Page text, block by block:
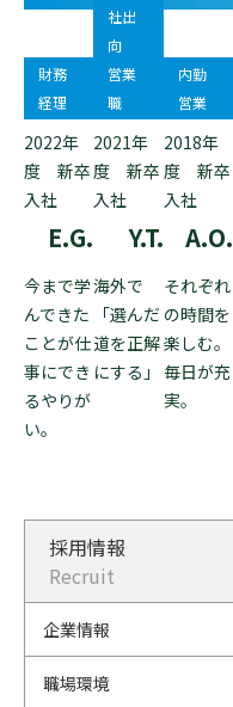
財務
経理
2022年
度 新卒
入社
E.G.
今まで学
んできた
ことが仕
事にでき
るやりが
い。
社出
向
営業
職
2021年
度 新卒
入社
Y.T.
海外で
「選んだ
道を正解
にする」
内勤
営業
2018年
度 新卒
入社
A.O.
それぞれ
の時間を
楽しむ。
毎日が充
実。
採用情報
Recruit
企業情報
職場環境